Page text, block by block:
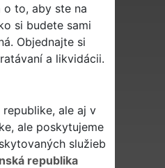
o to, aby ste na
si budete sami
Objednajte si
a likvidácii.
ale aj v
ale poskytujeme
služieb
republika